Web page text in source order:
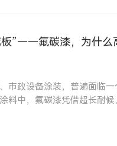
”——氟碳漆，为什么
市政设备涂装，普遍面临
料中，氟碳漆凭借超长耐